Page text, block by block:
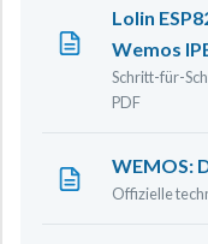
Lolin
Wemos
Schritt-für-
PDF
WEMOS:
Offizielle